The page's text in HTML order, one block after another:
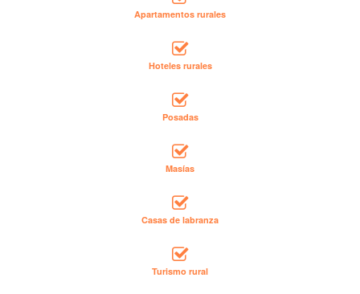
Apartamentos rurales
Hoteles rurales
Posadas
Masías
Casas de labranza
Turismo rural